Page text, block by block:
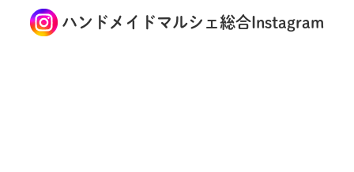
ハンドメイドマルシェ総合Instagram